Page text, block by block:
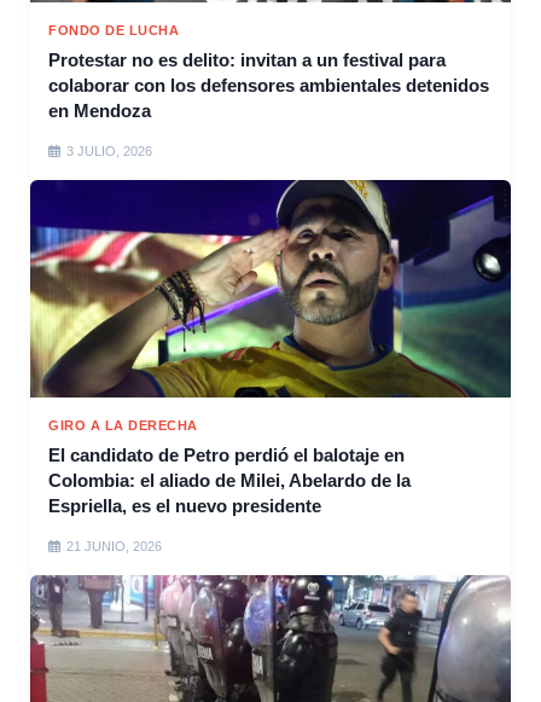
FONDO DE LUCHA
Protestar no es delito: invitan a un festival para
colaborar con los defensores ambientales detenidos
en Mendoza
3 JULIO, 2026
GIRO A LA DERECHA
El candidato de Petro perdió el balotaje en
Colombia: el aliado de Milei, Abelardo de la
Espriella, es el nuevo presidente
21 JUNIO, 2026